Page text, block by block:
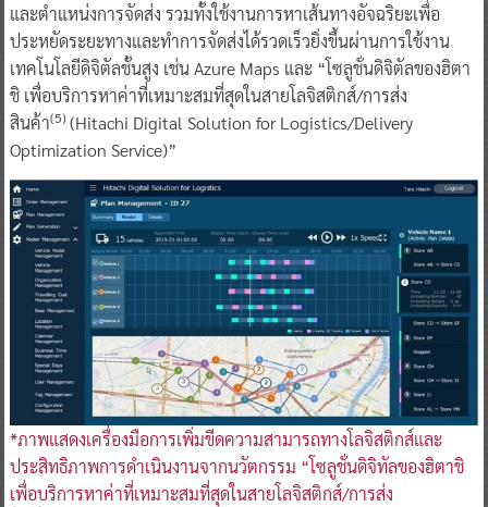
และตำแหน่งการจัดส่ง รวมทั้งใช้งานการหาเส้นทางอัจฉริยะเพื่อ
ประหยัดระยะทางและทำการจัดส่งได้รวดเร็วยิ่งขึ้นผ่านการใช้งาน
เทคโนโลยีดิจิตัลชั้นสูง เช่น Azure Maps และ “โซลูชั่นดิจิตัลของฮิตา
ชิ เพื่อบริการหาค่าที่เหมาะสมที่สุดในสายโลจิสติกส์/การส่ง
สินค้า(5)(Hitachi Digital Solution for Logistics/Delivery
Optimization Service)”
*ภาพแสดงเครื่องมือการเพิ่มขีดความสามารถทางโลจิสติกส์และ
ประสิทธิภาพการดำเนินงานจากนวัตกรรม “โซลูชั่นดิจิทัลของฮิตาชิ
เพื่อบริการหาค่าที่เหมาะสมที่สุดในสายโลจิสติกส์/การส่ง